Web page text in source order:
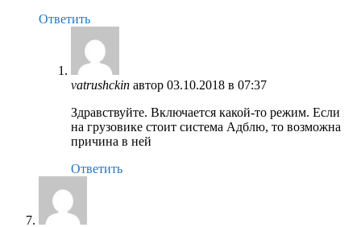
Ответить
vatrushckin автор 03.10.2018 в 07:37
Здравствуйте. Включается какой-то режим. Если
на грузовике стоит система Адблю, то возможна
причина в ней
Ответить